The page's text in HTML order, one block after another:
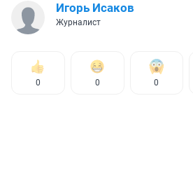
Игорь Исаков
Журналист
0 0 0